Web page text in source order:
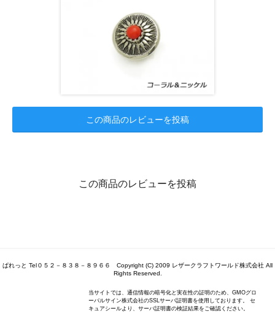
この商品のレビューを投稿
この商品のレビューを投稿
ぱれっと Tel０５２－８３８－８９６６ Copyright (C) 2009 レザークラフトワールド株式会社 All
Rights Reserved.
当サイトでは、通信情報の暗号化と実在性の証明のため、GMOグロ
ーバルサイン株式会社のSSLサーバ証明書を使用しております。 セ
キュアシールより、サーバ証明書の検証結果をご確認ください。